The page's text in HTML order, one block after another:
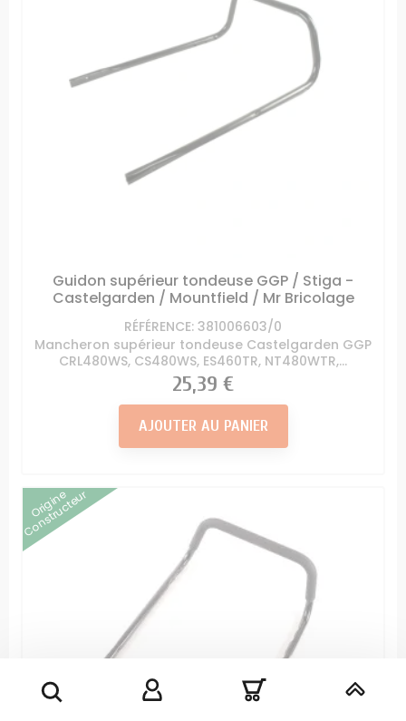
Guidon supérieur tondeuse GGP / Stiga -
Castelgarden / Mountfield / Mr Bricolage
RÉFÉRENCE: 381006603/0
Mancheron supérieur tondeuse Castelgarden GGP
CRL480WS, CS480WS, ES460TR, NT480WTR,...
Prix
25,39 €
AJOUTER AU PANIER
Origine
Constructeur